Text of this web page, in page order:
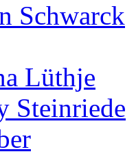
Schwarck
Lüthje
Steinriede